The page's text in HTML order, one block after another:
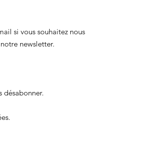
si vous souhaitez nous
newsletter.
désabonner.